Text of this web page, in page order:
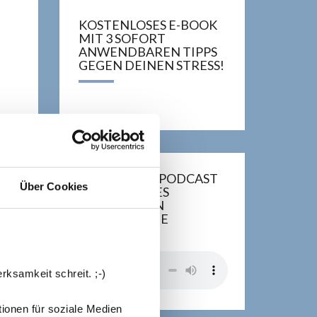
Über Cookies
schreit. ;-)
für soziale Medien
KOSTENLOSES E-BOOK
MIT 3 SOFORT
ANWENDBAREN TIPPS
GEGEN DEINEN STRESS!
BARBARA IM PODCAST
BEI JOHANNES
SCHULTE VON
INSPIRIERE.DE